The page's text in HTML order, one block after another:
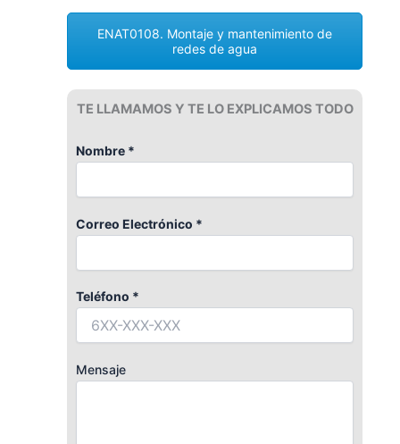
ENAT0108. Montaje y mantenimiento de
redes de agua
TE LLAMAMOS Y TE LO EXPLICAMOS TODO
Nombre *
Correo Electrónico *
Teléfono *
Mensaje